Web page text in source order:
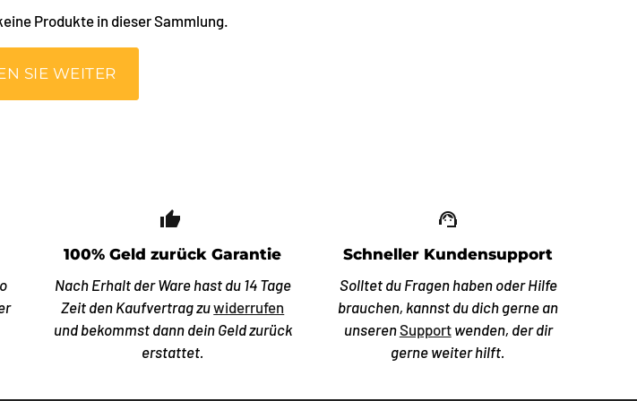
Produkte in dieser Sammlung.
SIE WEITER
thumb_up_off_alt
100% Geld zurück Garantie
Nach Erhalt der Ware hast du 14 Tage
Zeit den Kaufvertrag zuwiderrufen
und bekommst dann dein Geld zurück
erstattet.
support_agent
Schneller Kundensupport
Solltet du Fragen haben oder Hilfe
brauchen, kannst du dich gerne an
unserenSupport wenden, der dir
gerne weiter hilft.